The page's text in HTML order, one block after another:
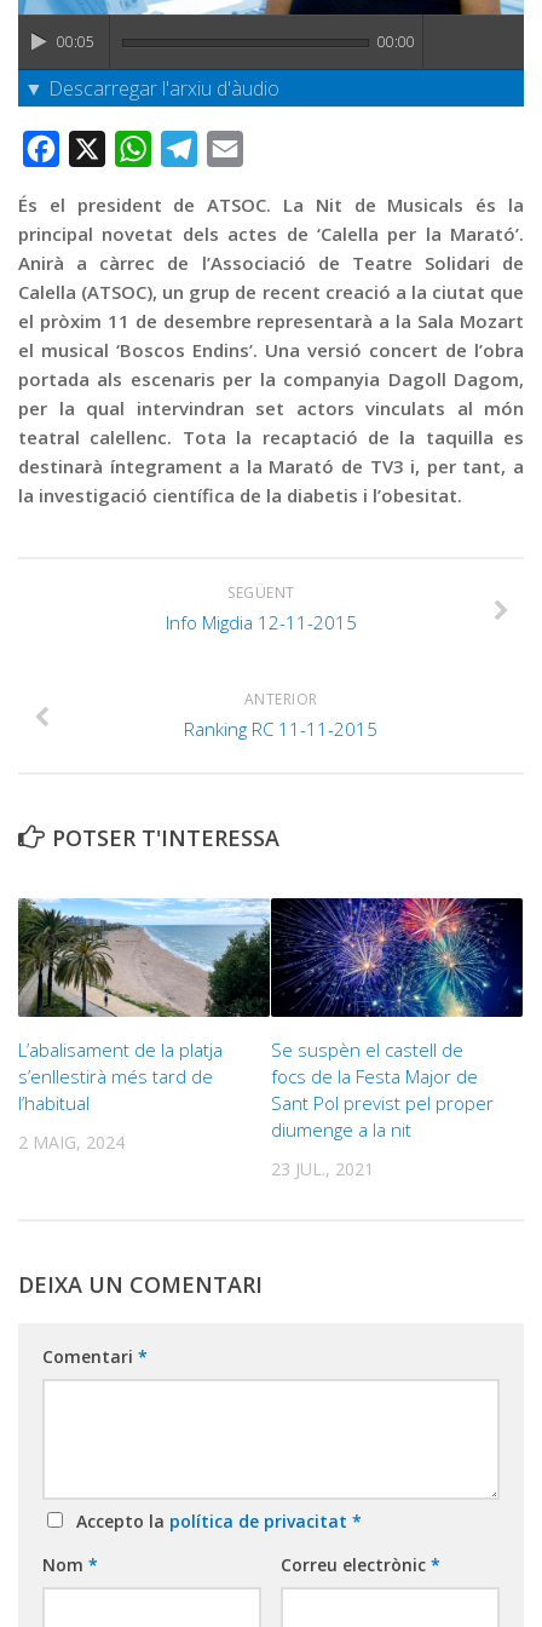
Publicitat
Contacte
00:05 00:00
▼ Descarregar l'arxiu d'àudio
Facebook WhatsAppTelegram
És el president de ATSOC. La Nit de Musicals és la
principal novetat dels actes de ‘Calella per la Marató’.
Anirà a càrrec de l’Associació de Teatre Solidari de
Calella (ATSOC), un grup de recent creació a la ciutat que
el pròxim 11 de desembre representarà a la Sala Mozart
el musical ‘Boscos Endins’. Una versió concert de l’obra
portada als escenaris per la companyia Dagoll Dagom,
per la qual intervindran set actors vinculats al món
teatral calellenc. Tota la recaptació de la taquilla es
destinarà íntegrament a la Marató de TV3 i, per tant, a
la investigació científica de la diabetis i l’obesitat.
SEGÜENT
Info Migdia 12-11-2015
ANTERIOR
Ranking RC 11-11-2015
POTSER T'INTERESSA
L’abalisament de la platja
s’enllestirà més tard de
l’habitual
2 MAIG, 2024
Se suspèn el castell de
focs de la Festa Major de
Sant Pol previst pel proper
diumenge a la nit
23 JUL., 2021
DEIXA UN COMENTARI
Comentari *
Accepto la política de privacitat *
Nom * Correu electrònic *